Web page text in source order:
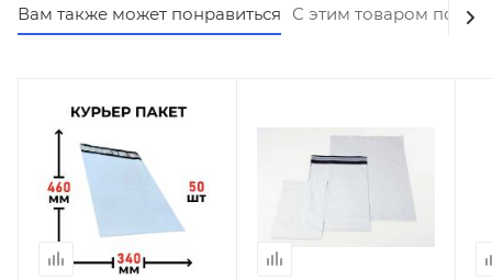
Вам также может понравиться
С этим товаром